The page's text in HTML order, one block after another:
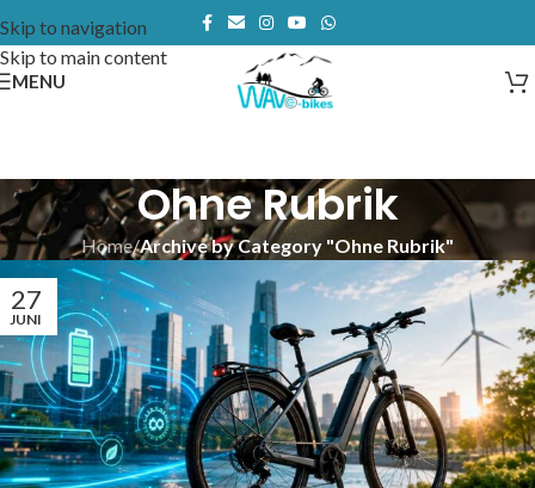
Skip to navigation
Skip to main content
MENU
Ohne Rubrik
Home/Archive by Category "Ohne Rubrik"
27
JUNI